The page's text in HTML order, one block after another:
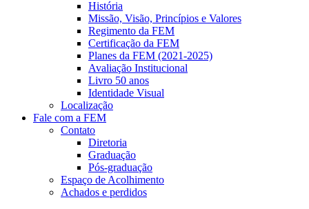
História
Missão, Visão, Princípios e Valores
Regimento da FEM
Certificação da FEM
Planes da FEM (2021-2025)
Avaliação Institucional
Livro 50 anos
Identidade Visual
Localização
Fale com a FEM
Contato
Diretoria
Graduação
Pós-graduação
Espaço de Acolhimento
Achados e perdidos